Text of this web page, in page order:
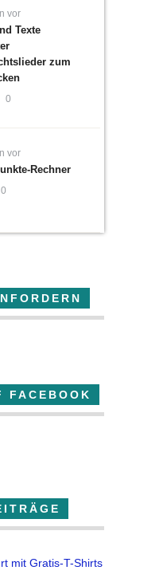
vor
Texte
zum
0
vor
Rechner
0
FACEBOOK
mit Gratis-T-Shirts